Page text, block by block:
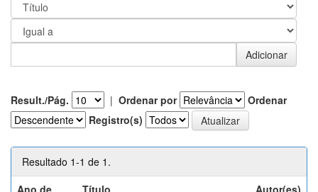
Result./Pág. | Ordenar por
Ordenar
Registro(s)
Resultado 1-1 de 1.
Ano de
Título Autor(es)